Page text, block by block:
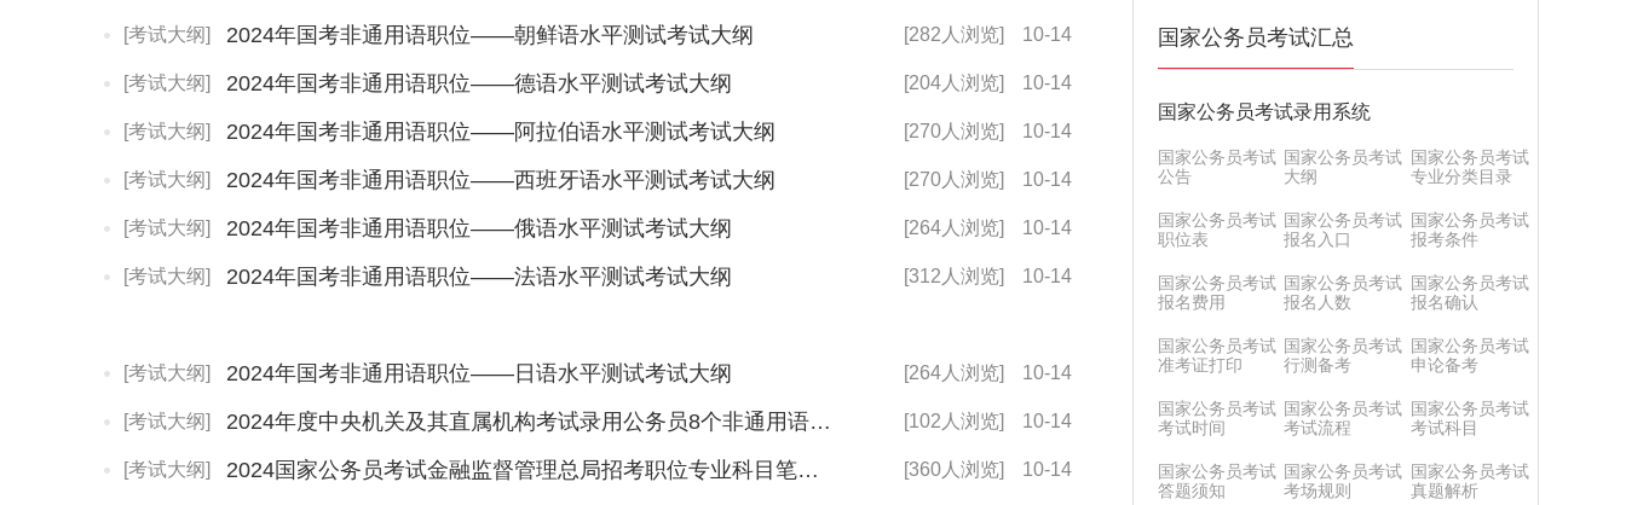
10-14
[282人浏览]
[考试大纲] 2024年国考非通用语职位——朝鲜语水平测试考试大纲
10-14
[204人浏览]
[考试大纲] 2024年国考非通用语职位——德语水平测试考试大纲
10-14
[270人浏览]
[考试大纲] 2024年国考非通用语职位——阿拉伯语水平测试考试大纲
10-14
[270人浏览]
[考试大纲] 2024年国考非通用语职位——西班牙语水平测试考试大纲
10-14
[264人浏览]
[考试大纲] 2024年国考非通用语职位——俄语水平测试考试大纲
10-14
[312人浏览]
[考试大纲] 2024年国考非通用语职位——法语水平测试考试大纲
10-14
[264人浏览]
[考试大纲] 2024年国考非通用语职位——日语水平测试考试大纲
10-14
[102人浏览]
[考试大纲] 2024年度中央机关及其直属机构考试录用公务员8个非通用语职位外语水平测试
10-14
[360人浏览]
[考试大纲] 2024国家公务员考试金融监督管理总局招考职位专业科目笔试考试大纲
国家公务员考试汇总
国家公务员考试录用系统
国家公务员考试
公告
国家公务员考试
大纲
国家公务员考试
专业分类目录
国家公务员考试
职位表
国家公务员考试
报名入口
国家公务员考试
报考条件
国家公务员考试
报名费用
国家公务员考试
报名人数
国家公务员考试
报名确认
国家公务员考试
准考证打印
国家公务员考试
行测备考
国家公务员考试
申论备考
国家公务员考试
考试时间
国家公务员考试
考试流程
国家公务员考试
考试科目
国家公务员考试
答题须知
国家公务员考试
考场规则
国家公务员考试
真题解析